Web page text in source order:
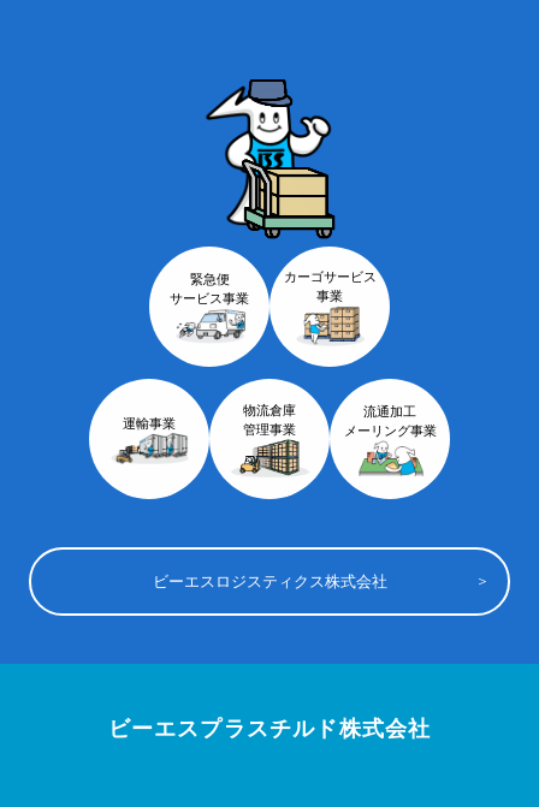
緊急便
サービス事業
カーゴサービス
事業
運輸事業
物流倉庫
管理事業
流通加工
メーリング事業
ビーエスロジスティクス株式会社
ビーエスプラスチルド株式会社